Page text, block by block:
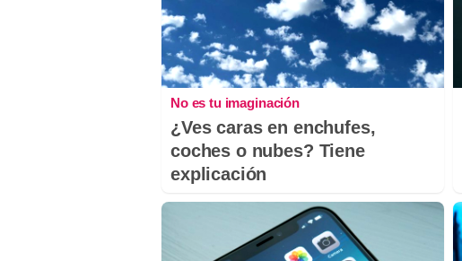
No es tu imaginación
¿Ves caras en enchufes,
coches o nubes? Tiene
explicación